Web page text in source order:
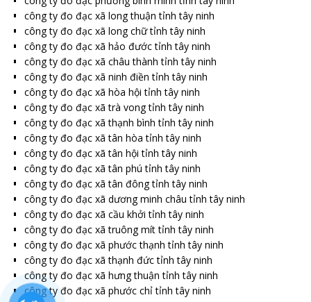
công ty đo đạc xã long thuận tỉnh tây ninh
công ty đo đạc xã long chữ tỉnh tây ninh
công ty đo đạc xã hảo đước tỉnh tây ninh
công ty đo đạc xã châu thành tỉnh tây ninh
công ty đo đạc xã ninh điền tỉnh tây ninh
công ty đo đạc xã hòa hội tỉnh tây ninh
công ty đo đạc xã trà vong tỉnh tây ninh
công ty đo đạc xã thạnh bình tỉnh tây ninh
công ty đo đạc xã tân hòa tỉnh tây ninh
công ty đo đạc xã tân hội tỉnh tây ninh
công ty đo đạc xã tân phú tỉnh tây ninh
công ty đo đạc xã tân đông tỉnh tây ninh
công ty đo đạc xã dương minh châu tỉnh tây ninh
công ty đo đạc xã cầu khởi tỉnh tây ninh
công ty đo đạc xã truông mít tỉnh tây ninh
công ty đo đạc xã phước thạnh tỉnh tây ninh
công ty đo đạc xã thạnh đức tỉnh tây ninh
công ty đo đạc xã hưng thuận tỉnh tây ninh
công ty đo đạc xã phước chỉ tỉnh tây ninh